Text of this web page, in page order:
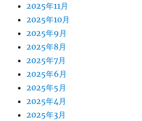
2025年11月
2025年10月
2025年9月
2025年8月
2025年7月
2025年6月
2025年5月
2025年4月
2025年3月